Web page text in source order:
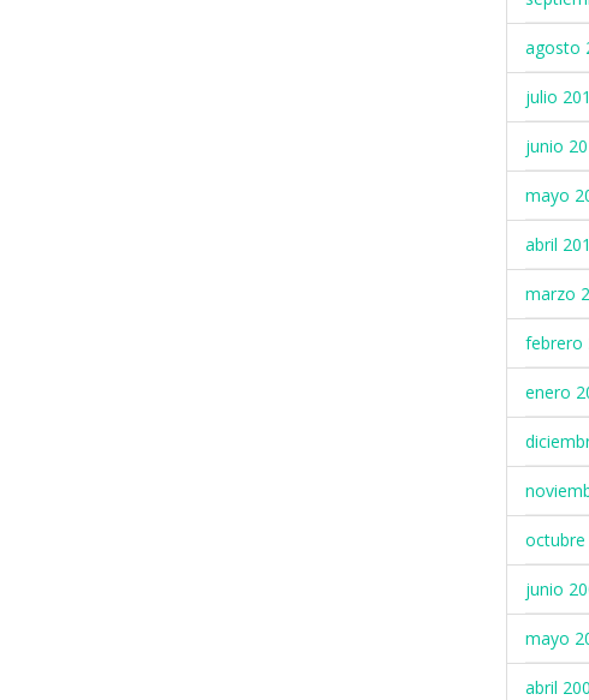
agosto
julio
junio
mayo
abril
marzo
febrero
enero
octubre
junio
mayo
abril